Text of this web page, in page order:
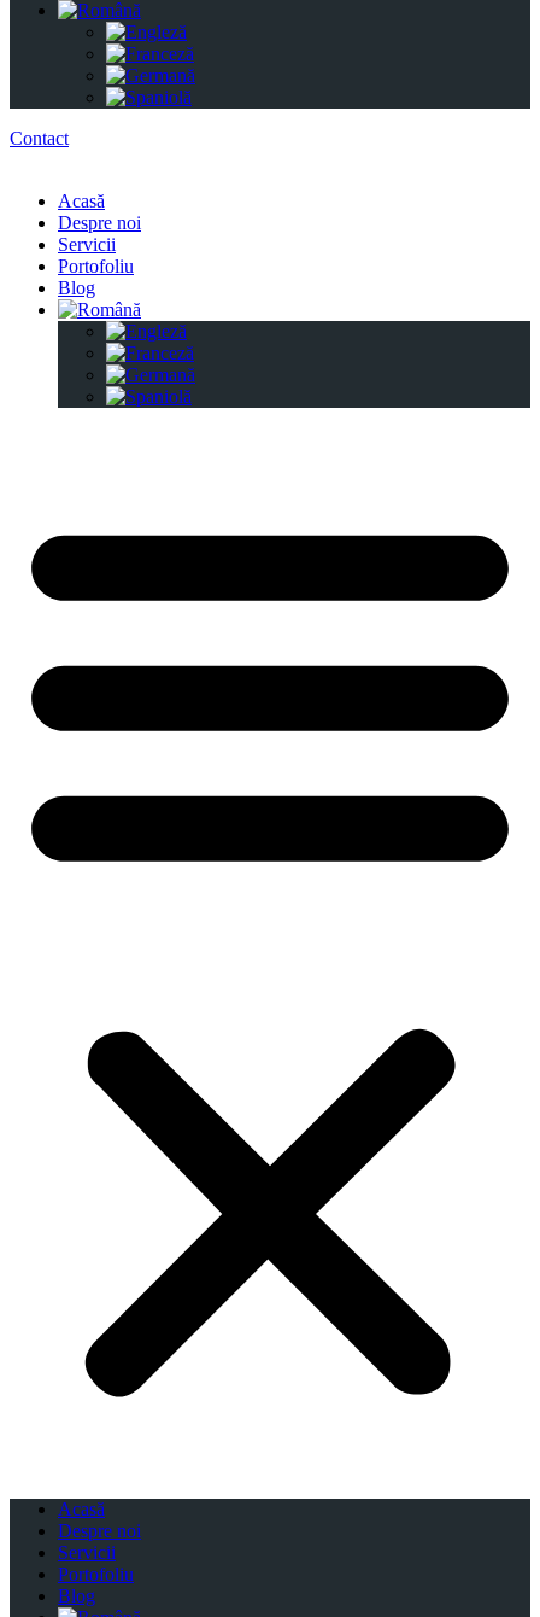
Contact
Acasă
Despre noi
Servicii
Portofoliu
Blog
Acasă
Despre noi
Servicii
Portofoliu
Blog